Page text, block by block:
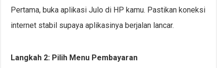
Pertama, buka aplikasi Julo di HP kamu. Pastikan koneksi
internet stabil supaya aplikasinya berjalan lancar.
Langkah 2: Pilih Menu Pembayaran